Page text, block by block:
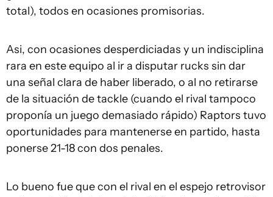
total), todos en ocasiones promisorias.
Asi, con ocasiones desperdiciadas y un indisciplina
rara en este equipo al ir a disputar rucks sin dar
una señal clara de haber liberado, o al no retirarse
de la situación de tackle (cuando el rival tampoco
proponía un juego demasiado rápido) Raptors tuvo
oportunidades para mantenerse en partido, hasta
ponerse 21-18 con dos penales.
Lo bueno fue que con el rival en el espejo retrovisor